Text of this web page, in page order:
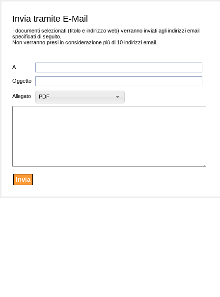
Invia tramite E-Mail
I documenti selezionati (titolo e indirizzo web) verranno inviati agli indirizzi email
specificati di seguito.
Non verranno presi in considerazione più di 10 indirizzi email.
A
Oggetto
Allegato PDF